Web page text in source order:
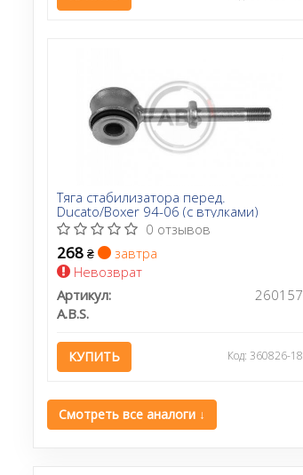
Тяга стабилизатора перед.
Ducato/Boxer 94-06 (c втулками)
0 отзывов
268 ₴
завтра
Невозврат
Артикул:
260157
A.B.S.
КУПИТЬ Код: 360826-18
Смотреть все аналоги ↓